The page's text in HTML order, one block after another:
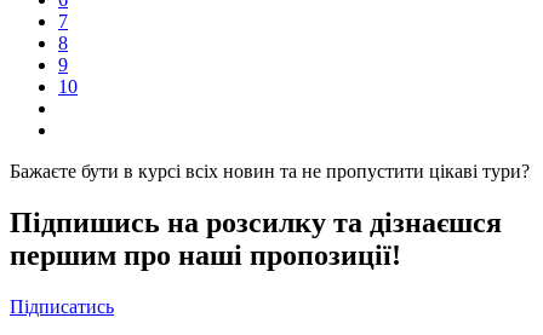
7
8
9
10
Бажаєте бути в курсі всіх новин та не пропустити цікаві тури?
Підпишись на розсилку та дізнаєшся
першим про наші пропозиції!
Підписатись